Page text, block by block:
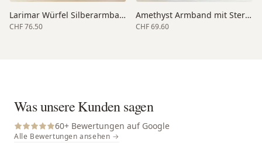
Larimar Würfel Silberarmband facettiert
CHF 76.50
Amethyst Armband mit Stern Silber
CHF 69.60
Was unsere Kunden sagen
60+ Bewertungen auf Google
Alle Bewertungen ansehen →